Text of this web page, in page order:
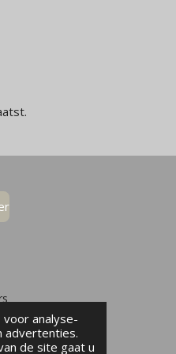
analyse-
advertenties.
de site gaat u